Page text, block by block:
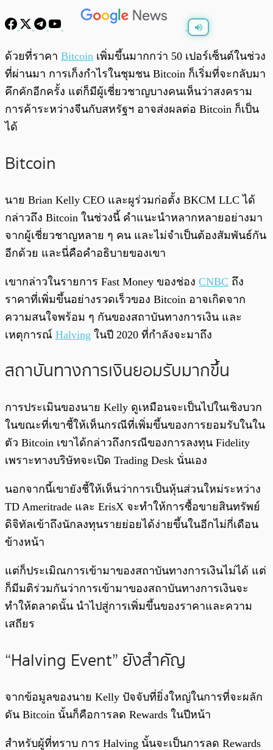
0:00 /0:00
ด้วยที่ราคา Bitcoin เพิ่มขึ้นมากกว่า 50 เปอร์เซ็นต์ในช่วง
ที่ผ่านมา การเก็งกำไรในชุมชน Bitcoin ก็เริ่มที่จะกลับมา
คึกคักอีกครั้ง แต่ก็มีผู้เชี่ยวชาญบางคนเห็นว่าสงคราม
การค้าระหว่างจีนกับสหรัฐฯ อาจส่งผลต่อ Bitcoin ก็เป็น
ได้
Bitcoin
นาย Brian Kelly CEO และผูร่วมก่อตั้ง BKCM LLC ได้
กล่าวถึง Bitcoin ในช่วงนี้ คำแนะนำหลากหลายอย่างมา
จากผู้เชี่ยวชาญหลาย ๆ คน และไม่จำเป็นต้องสัมพันธ์กัน
อีกด้วย และนี่คือคำอธิบายของเขา
เขากล่าวในรายการ Fast Money ของช่อง CNBC ถึง
ราคาที่เพิ่มขึ้นอย่างรวดเร็วของ Bitcoin อาจเกิดจาก
ความสนใจพร้อม ๆ กันของสถาบันทางการเงิน และ
เหตุการณ์ Halving ในปี 2020 ที่กำลังจะมาถึง
สถาบันทางการเงินยอมรับมากขึ้น
การประเมินของนาย Kelly ดูเหมือนจะเป็นไปในเชิงบวก
ในขณะที่เขาชี้ให้เห็นกรณีที่เพิ่มขึ้นของการยอมรับในใน
ตัว Bitcoin เขาได้กล่าวถึงกรณีของการลงทุน Fidelity
เพราะทางบริษัทจะเปิด Trading Desk นั่นเอง
นอกจากนี้เขายังชี้ให้เห็นว่าการเป็นหุ้นส่วนใหม่ระหว่าง
TD Ameritrade และ ErisX จะทำให้การซื้อขายสินทรัพย์
ดิจิทัลเข้าถึงนักลงทุนรายย่อยได้ง่ายขึ้นในอีกไม่กี่เดือน
ข้างหน้า
แต่ก็ประเมิณการเข้ามาของสถาบันทางการเงินไม่ได้ แต่
ก็มีมติร่วมกันว่าการเข้ามาของสถาบันทางการเงินจะ
ทำให้ตลาดนั้น นำไปสู่การเพิ่มขึ้นของราคาและความ
เสถียร
“Halving Event” ยังสำคัญ
จากข้อมูลของนาย Kelly ปัจจับที่ยิ่งใหญ่ในการที่จะผลัก
ดัน Bitcoin นั้นก็คือการลด Rewards ในปีหน้า
สำหรับผู้ที่ทราบ การ Halving นั้นจะเป็นการลด Rewards